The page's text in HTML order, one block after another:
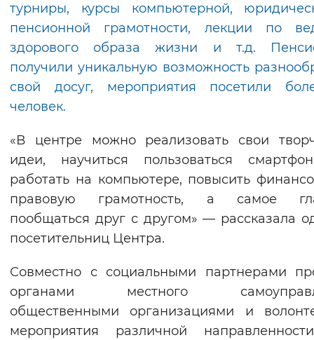
Изображения
Включены Выключены
Звуковой ассистент
Воспроизвести
Вернуть стандартные настройки
турниры, курсы компьютерной,
пенсионной грамотности, лекции по
здорового образа жизни и т.д.
получили уникальную возможность
свой досуг, мероприятия посетили
человек.
«В центре можно реализовать свои
идеи, научиться пользоваться
работать на компьютере, повысить
правовую грамотность, а самое
пообщаться друг с другом» — рассказала
посетительниц Центра.
Совместно с социальными партнерами
органами местного
общественными организациями и
мероприятия различной